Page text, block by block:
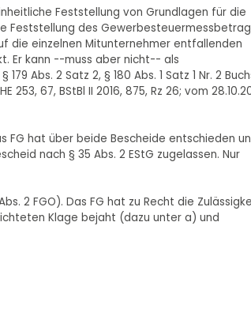
Feststellung von Grundlagen für die
Feststellung des
die einzelnen Mitunternehmer entfallenden
Er kann --muss aber nicht-- als
Abs. 2 Satz 2, § 180 Abs. 1 Satz 1 Nr. 2
67, BStBl II 2016, 875, Rz 26; vom
FG hat über beide Bescheide entschieden
nach § 35 Abs. 2 EStG zugelassen. Nur
2 FGO). Das FG hat zu Recht die
Klage bejaht (dazu unter a) und